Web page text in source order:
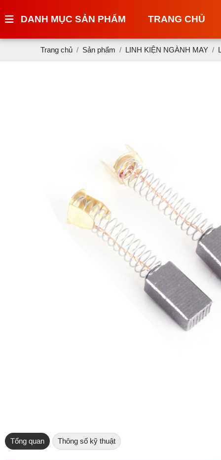
DANH MỤC SẢN PHẨM TRANG CHỦ
Trang chủ Sản phẩm LINH KIỆN NGÀNH MAY
Tổng quan Thông số kỹ thuật